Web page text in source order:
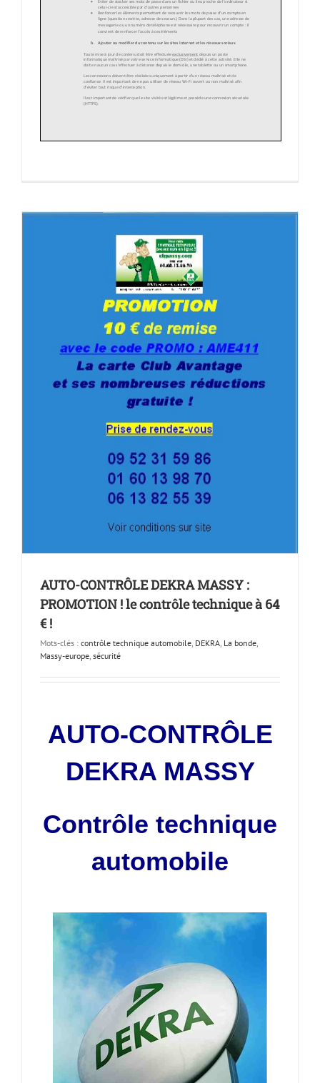
AUTO-CONTRÔLE DEKRA MASSY :
PROMOTION ! le contrôle technique à 64
€ !
Mots-clés : contrôle technique automobile DEKRA La bonde
Massy-europe sécurité
AUTO-CONTRÔLE
DEKRA MASSY
Contrôle technique
automobile